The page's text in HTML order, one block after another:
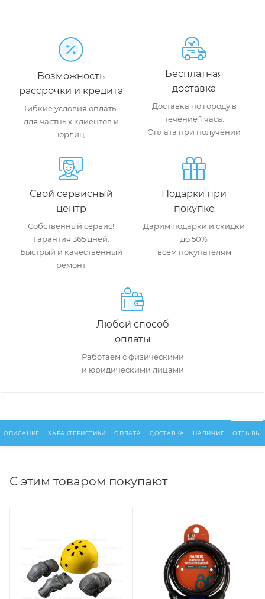
Возможность
рассрочки и кредита
Гибкие условия оплаты
для частных клиентов и
юрлиц
Бесплатная
доставка
Доставка по городу в
течение 1 часа.
Оплата при получении
Свой сервисный
центр
Собственный сервис!
Гарантия 365 дней.
Быстрый и качественный
ремонт
Подарки при
покупке
Дарим подарки и скидки
до 50%
всем покупателям
Любой способ
оплаты
Работаем с физическими
и юридическими лицами
ОПИСАНИЕ ХАРАКТЕРИСТИКИ ОПЛАТА ДОСТАВКА НАЛИЧИЕ ОТЗЫВЫ
С этим товаром покупают